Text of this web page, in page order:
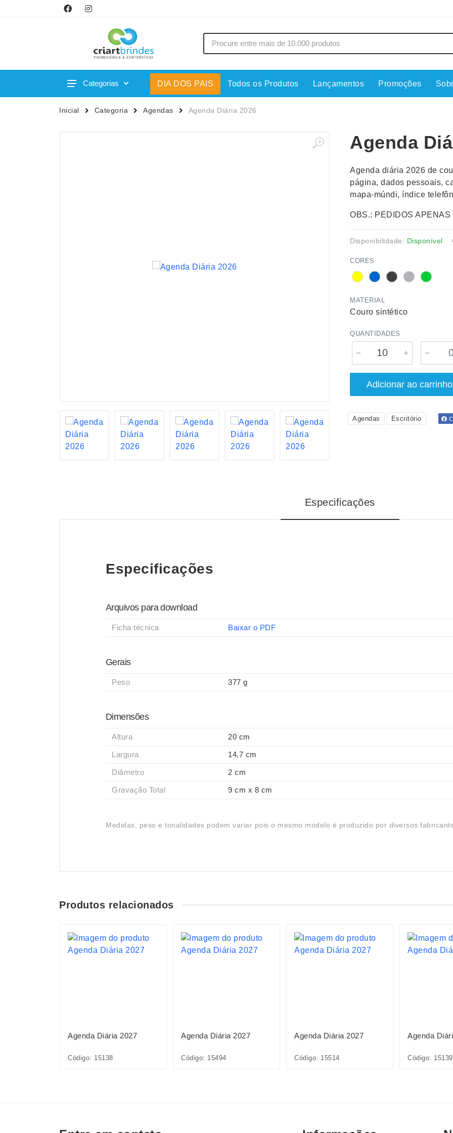
Categorias
Acessórios p/ Celular
Canecas
Cuidados Pessoais
Fones de
Kit
Lanternas
DIA DOS PAIS Todos os Produtos Lançamentos Promoções
Inicial Categoria Agendas Agenda Diária 2026
Agenda
Agenda diária 2026 de
página, dados pessoais,
mapa-múndi, índice
OBS.: PEDIDOS
Disponibilidade: Disponível
CORES
MATERIAL
Couro sintético
QUANTIDADES
Adicionar ao carrinho
Agendas Escritório
Especificações
Especificações
Arquivos para download
Ficha técnica Baixar o PDF
Gerais
Peso 377 g
Dimensões
Altura 20 cm
Largura 14,7 cm
Diâmetro 2 cm
Gravação Total 9 cm x 8 cm
Medidas, peso e tonalidades podem variar pois o mesmo modelo é produzido por diversos
Produtos relacionados
Agenda Diária 2027
Código: 15138
Agenda Diária 2027
Código: 15494
Agenda Diária 2027
Código: 15514
Agenda
Código: 15139